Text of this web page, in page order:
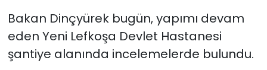
Bakan Dinçyürek bugün, yapımı devam
eden Yeni Lefkoşa Devlet Hastanesi
şantiye alanında incelemelerde bulundu.